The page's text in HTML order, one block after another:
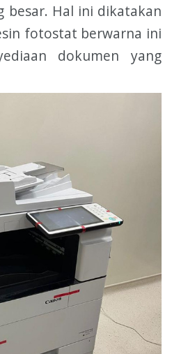
besar. Hal ini dikatakan
fotostat berwarna ini
dokumen yang